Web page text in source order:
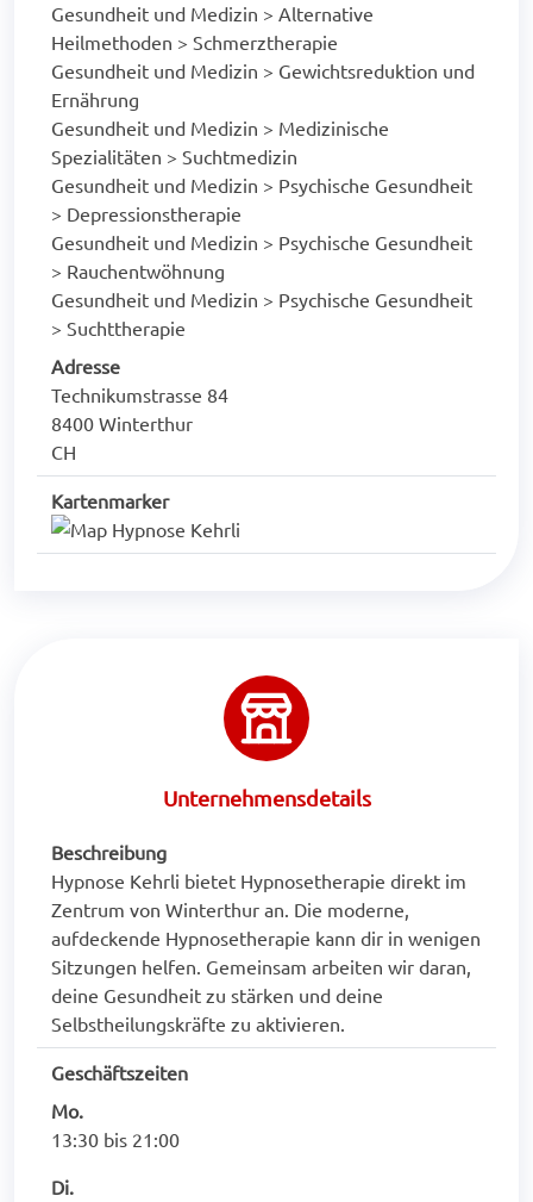
Gesundheit und Medizin > Alternative
Heilmethoden > Schmerztherapie
Gesundheit und Medizin > Gewichtsreduktion und
Ernährung
Gesundheit und Medizin > Medizinische
Spezialitäten > Suchtmedizin
Gesundheit und Medizin > Psychische Gesundheit
> Depressionstherapie
Gesundheit und Medizin > Psychische Gesundheit
> Rauchentwöhnung
Gesundheit und Medizin > Psychische Gesundheit
> Suchttherapie
Adresse
Technikumstrasse 84
8400 Winterthur
CH
Kartenmarker
Unternehmensdetails
Beschreibung
Hypnose Kehrli bietet Hypnosetherapie direkt im
Zentrum von Winterthur an. Die moderne,
aufdeckende Hypnosetherapie kann dir in wenigen
Sitzungen helfen. Gemeinsam arbeiten wir daran,
deine Gesundheit zu stärken und deine
Selbstheilungskräfte zu aktivieren.
Geschäftszeiten
Mo.
13:30 bis 21:00
Di.